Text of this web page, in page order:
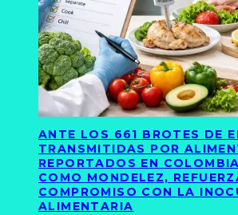
ANTE LOS 661 BROTES DE
TRANSMITIDAS POR
REPORTADOS EN
COMO MONDELEZ,
COMPROMISO CON LA
ALIMENTARIA